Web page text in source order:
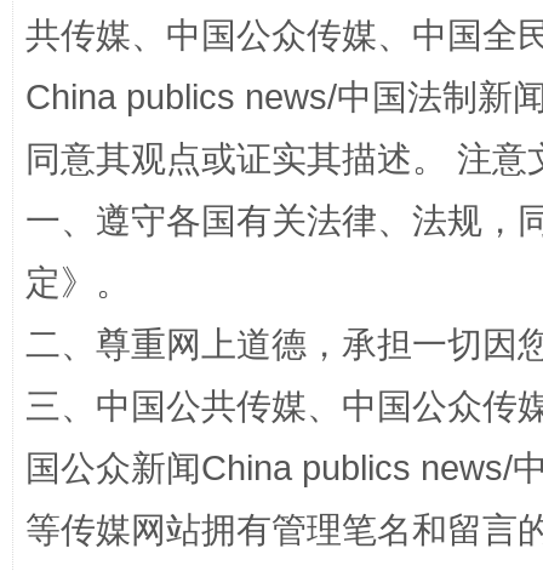
全民健身五年计划来了！等你上场
阿坝州三大球赛在茂县开幕 规模
共传媒、中国公众传媒、中国全
China publics news/中国法制新
同意其观点或证实其描述。 注
一、遵守各国有关法律、法规，
定》。
二、尊重网上道德，承担一切因
三、中国公共传媒、中国公众传
国公众新闻China publics news/
等传媒网站拥有管理笔名和留言